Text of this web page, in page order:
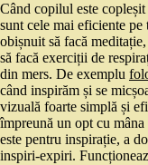
Când copilul este
sunt cele mai eficiente pe
obișnuit să facă
să facă exerciții de
din mers. De exemplu
când inspirăm și se
vizuală foarte simplă și
împreună un opt cu
este pentru inspirație, a
inspiri-expiri.